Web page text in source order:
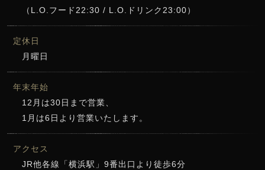
（L.O.フード22:30 / L.O.ドリンク23:00）
定休日
月曜日
年末年始
12月は30日まで営業、
1月は6日より営業いたします。
アクセス
JR他各線「横浜駅」9番出口より徒歩6分